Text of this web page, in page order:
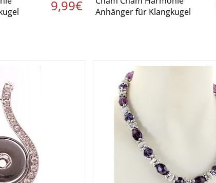
9,99€
Anhänger für Klangkugel